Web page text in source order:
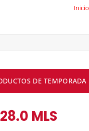
Inicio
DE TEMPORADA
MLS